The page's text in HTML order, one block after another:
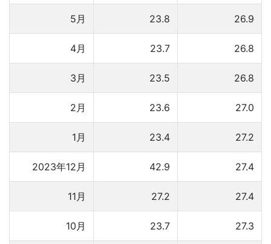
5月 23.8 26.9
4月 23.7 26.8
3月 23.5 26.8
2月 23.6 27.0
1月 23.4 27.2
2023年12月 42.9 27.4
11月 27.2 27.4
10月 23.7 27.3